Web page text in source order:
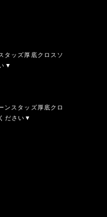
タッズ厚底クロスソ
▼
ンスタッズ厚底クロ
ださい▼